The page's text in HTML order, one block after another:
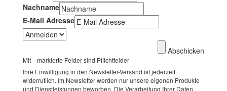
Nachname
E-Mail Adresse
Abschicken
Mit
markierte Felder sind Pflichtfelder
Ihre Einwilligung in den Newsletter-Versand ist jederzeit
widerruflich. Im Newsletter werden nur unsere eigenen Produkte
und Dienstleistungen beworben. Die Verarbeitung Ihrer Daten